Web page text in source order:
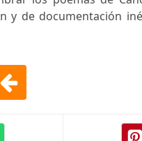
y de documentación